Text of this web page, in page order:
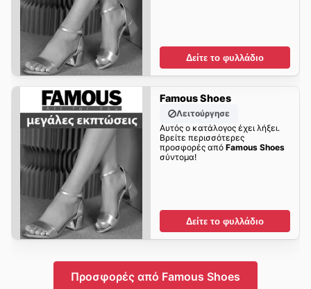
Δείτε το φυλλάδιο
Famous Shoes
Λειτούργησε
Αυτός ο κατάλογος έχει λήξει.
Βρείτε περισσότερες
προσφορές από Famous Shoes
σύντομα!
Δείτε το φυλλάδιο
Προσφορές από Famous Shoes